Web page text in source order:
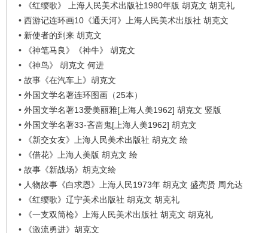
•
《红缨歌》 上海人民美术出版社1980年版 胡克文 胡克礼
• 西游记连环画10《通天河》上海人民美术出版社 胡克文
• 新使者的到来 胡克文
•
《神笔马良》《神牛》 胡克文
•
《神鸟》 胡克文 何进
• 故事《在汽车上》胡克文
• 外国文学名著连环图画（25本）
• 外国文学名著13爱美丽雅[上海人美1962] 胡克文 竖版
• 外国文学名著33-吝啬鬼[上海人美1962] 胡克文
•
《新交女友》上海人民美术出版社 胡克文 绘
•
《借花》上海人美版 胡克文 绘
• 故事《新战场》胡克文绘
• 人物故事《白求恩》上海人民1973年 胡克文 盛亮贤 周允达
•
《红缨歌》辽宁美术出版社 胡克文 胡克礼
•
《一支双筒枪》上海人民美术出版社 胡克文 胡克礼
•
《激流勇进》胡克文